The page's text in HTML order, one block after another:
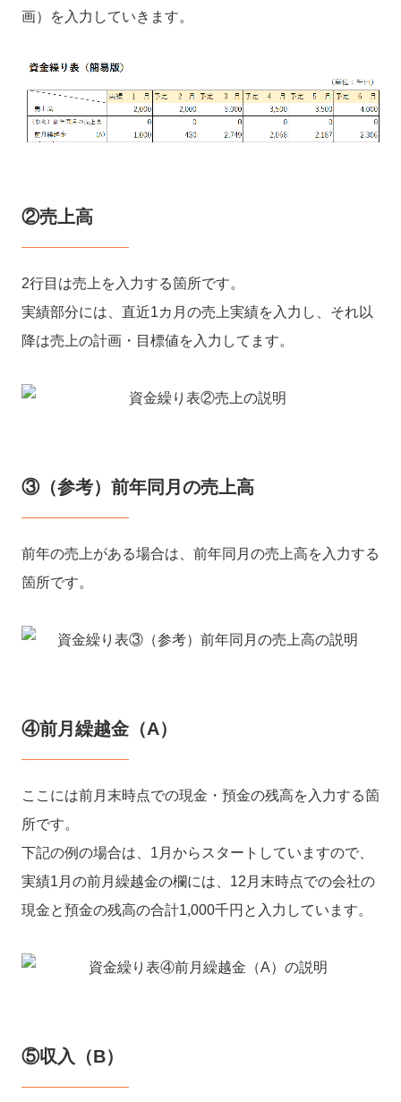
画）を入力していきます。
②売上高
2行目は売上を入力する箇所です。
実績部分には、直近1カ月の売上実績を入力し、それ以
降は売上の計画・目標値を入力してます。
③（参考）前年同月の売上高
前年の売上がある場合は、前年同月の売上高を入力する
箇所です。
④前月繰越金（A）
ここには前月末時点での現金・預金の残高を入力する箇
所です。
下記の例の場合は、1月からスタートしていますので、
実績1月の前月繰越金の欄には、12月末時点での会社の
現金と預金の残高の合計1,000千円と入力しています。
⑤収入（B）